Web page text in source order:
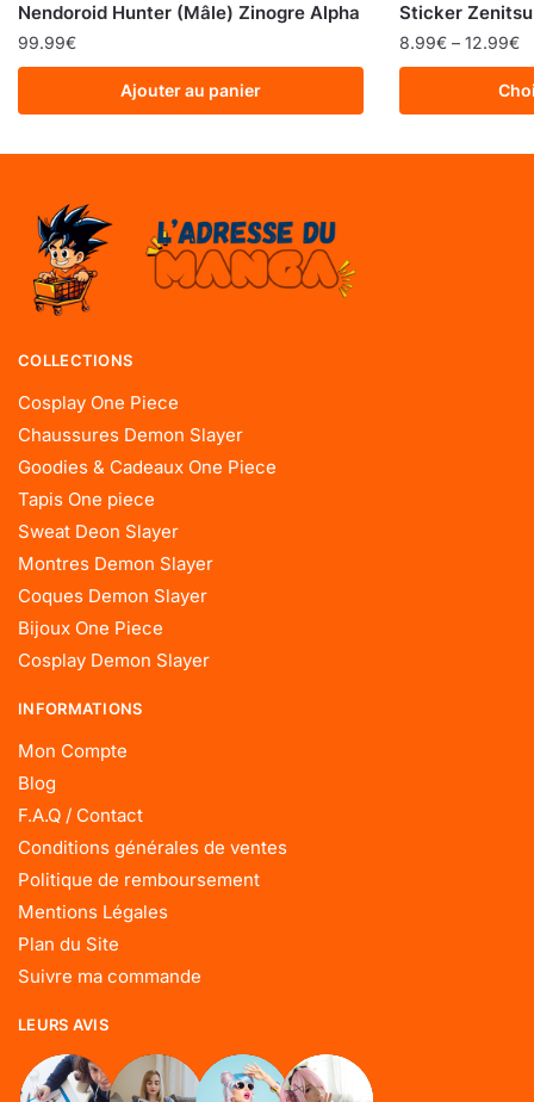
Nendoroid Hunter (Mâle) Zinogre Alpha
99.99€
Ajouter au panier
Sticker
8.99€ – 12.99€
COLLECTIONS
Cosplay One Piece
Chaussures Demon Slayer
Goodies & Cadeaux One Piece
Tapis One piece
Sweat Deon Slayer
Montres Demon Slayer
Coques Demon Slayer
Bijoux One Piece
Cosplay Demon Slayer
INFORMATIONS
Mon Compte
Blog
F.A.Q / Contact
Conditions générales de ventes
Politique de remboursement
Mentions Légales
Plan du Site
Suivre ma commande
LEURS AVIS